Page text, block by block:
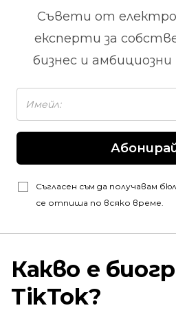
Съвети от
експерти за
бизнес и
Съгласен съм да получавам
се отпиша по всяко време.
Какво е
TikTok?